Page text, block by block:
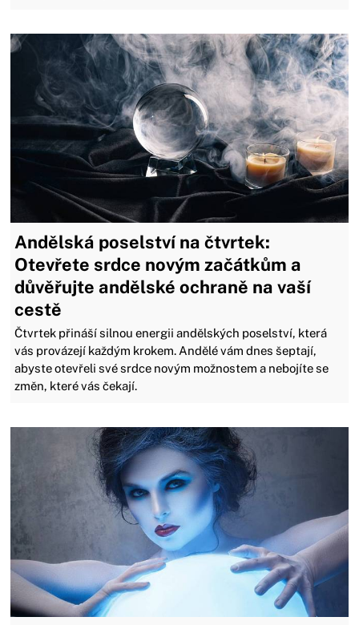
Andělská poselství na čtvrtek:
Otevřete srdce novým začátkům a
důvěřujte andělské ochraně na vaší
cestě
Čtvrtek přináší silnou energii andělských poselství, která
vás provázejí každým krokem. Andělé vám dnes šeptají,
abyste otevřeli své srdce novým možnostem a nebojíte se
změn, které vás čekají.